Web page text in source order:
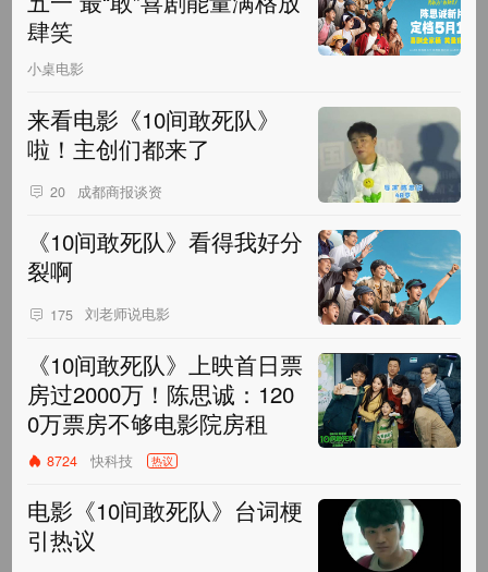
肆笑
小桌电影
来看电影《10间敢死队》
啦！主创们都来了
20 成都商报谈资
《10间敢死队》看得我好分
裂啊
175 刘老师说电影
《10间敢死队》上映首日票
房过2000万！陈思诚：120
0万票房不够电影院房租
8724 快科技 热议
电影《10间敢死队》台词梗
引热议